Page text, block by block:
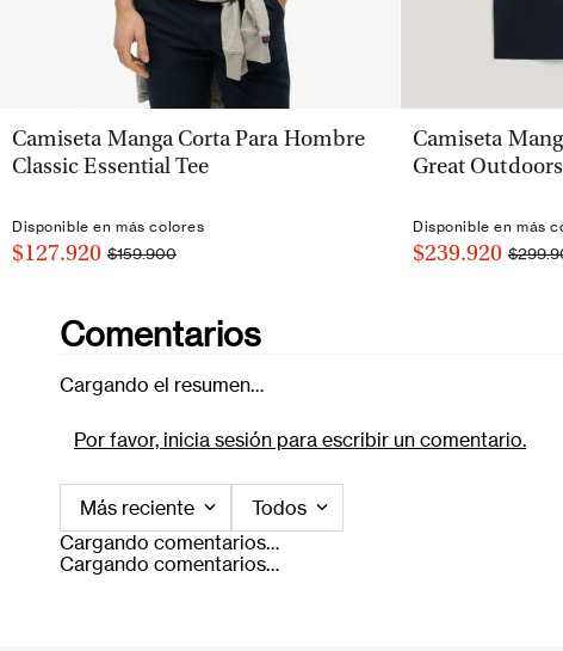
VISTA RÁPIDA
Camiseta Manga Corta Para Hombre
Classic Essential Tee
Disponible en más colores
$127.920 $159.900
Camiseta
Great
Disponible en más
$239.920
Comentarios
Cargando el resumen…
Por favor, inicia sesión para escribir un comentario.
Más reciente
Todos
Cargando comentarios…
Cargando comentarios…